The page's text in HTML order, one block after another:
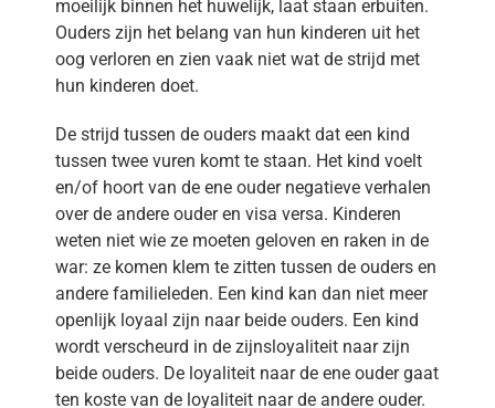
moeilijk binnen het huwelijk, laat staan erbuiten.
Ouders zijn het belang van hun kinderen uit het
oog verloren en zien vaak niet wat de strijd met
hun kinderen doet.
De strijd tussen de ouders maakt dat een kind
tussen twee vuren komt te staan. Het kind voelt
en/of hoort van de ene ouder negatieve verhalen
over de andere ouder en visa versa. Kinderen
weten niet wie ze moeten geloven en raken in de
war: ze komen klem te zitten tussen de ouders en
andere familieleden. Een kind kan dan niet meer
openlijk loyaal zijn naar beide ouders. Een kind
wordt verscheurd in de zijnsloyaliteit naar zijn
beide ouders. De loyaliteit naar de ene ouder gaat
ten koste van de loyaliteit naar de andere ouder.